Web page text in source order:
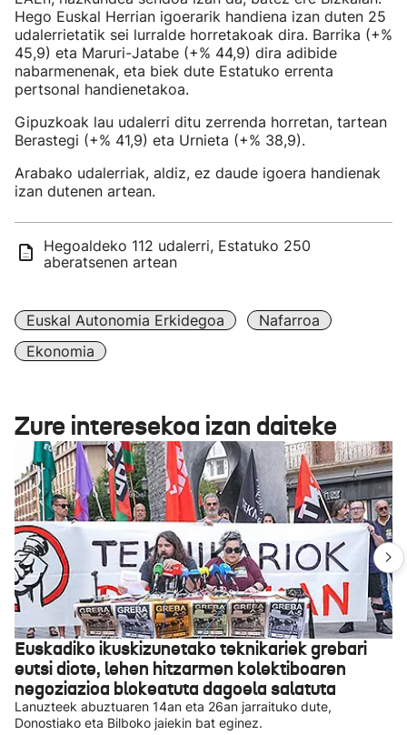
Hego Euskal Herrian igoerarik handiena izan duten 25
udalerrietatik sei lurralde horretakoak dira. Barrika (+%
45,9) eta Maruri-Jatabe (+% 44,9) dira adibide
nabarmenenak, eta biek dute Estatuko errenta
pertsonal handienetakoa.
Gipuzkoak lau udalerri ditu zerrenda horretan, tartean
Berastegi (+% 41,9) eta Urnieta (+% 38,9).
Arabako udalerriak, aldiz, ez daude igoera handienak
izan dutenen artean.
Hegoaldeko 112 udalerri, Estatuko 250
aberatsenen artean
Euskal Autonomia Erkidegoa
Nafarroa
Ekonomia
Zure interesekoa izan daiteke
Euskadiko ikuskizunetako teknikariek grebari
eutsi diote, lehen hitzarmen kolektiboaren
negoziazioa blokeatuta dagoela salatuta
Lanuzteek abuztuaren 14an eta 26an jarraituko dute,
Donostiako eta Bilboko jaiekin bat eginez.